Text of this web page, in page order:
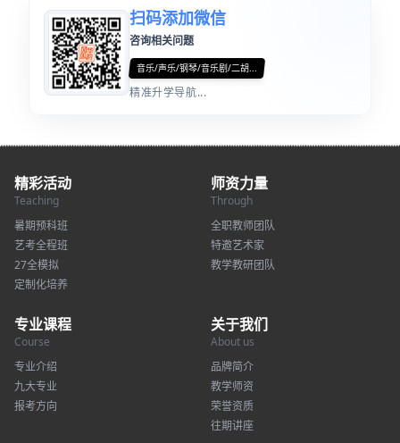
扫码添加微信
咨询相关问题
音乐/声乐/钢琴/音乐剧/二胡...
精准升学导航...
精彩活动
Teaching
暑期预科班
艺考全程班
27全模拟
定制化培养
师资力量
Through
全职教师团队
特邀艺术家
教学教研团队
专业课程
Course
专业介绍
九大专业
报考方向
关于我们
About us
品牌简介
教学师资
荣誉资质
往期讲座